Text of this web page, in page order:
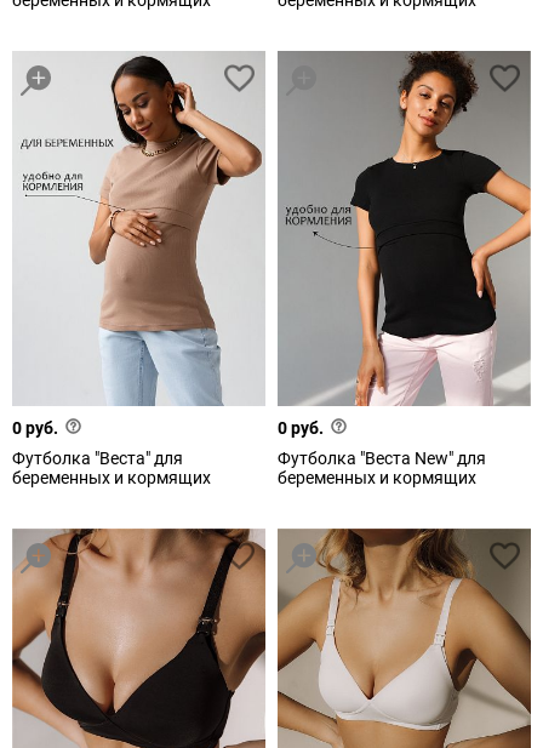
0 руб.
Футболка "Веста" для
беременных и кормящих
0 руб.
Футболка "Веста New" для
беременных и кормящих